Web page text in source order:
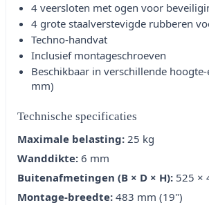
4 veersloten met ogen voor
4 grote staalverstevigde rubberen
Techno-handvat
Inclusief montageschroeven
Beschikbaar in verschillende
mm)
Technische specificaties
Maximale belasting: 25 kg
Wanddikte: 6 mm
Buitenafmetingen (B × D × H): 525 ×
Montage-breedte: 483 mm (19")